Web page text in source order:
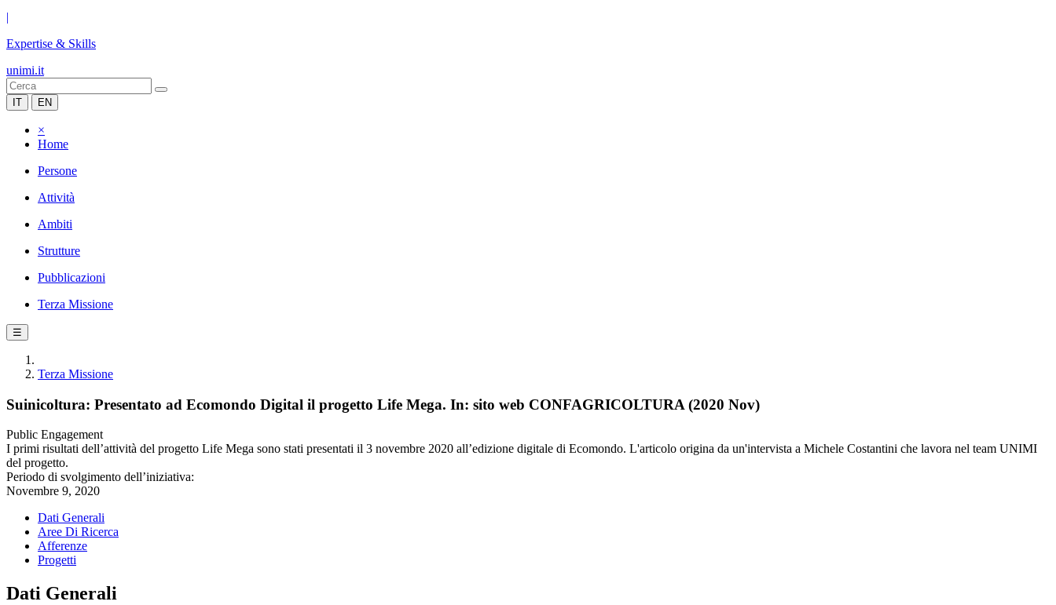
|
Expertise & Skills
unimi.it
IT EN
×
Home
Persone
Attività
Ambiti
Strutture
Pubblicazioni
Terza Missione
☰
Terza Missione
Suinicoltura: Presentato ad Ecomondo Digital il progetto Life Mega. In: sito web CONFAGRICOLTURA (2020 Nov)
Public Engagement
I primi risultati dell’attività del progetto Life Mega sono stati presentati il 3 novembre 2020 all’edizione digitale di Ecomondo. L'articolo origina da un'intervista a Michele Costantini che lavora nel team UNIMI
del progetto.
Periodo di svolgimento dell’iniziativa:
Novembre 9, 2020
Dati Generali
Aree Di Ricerca
Afferenze
Progetti
Dati Generali